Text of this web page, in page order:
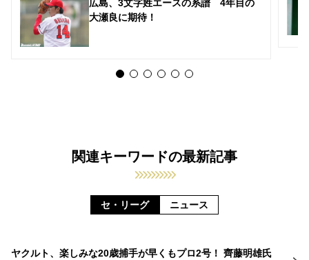
広島、3文字姓エースの系譜 4年目の
大瀬良に期待！
関連キーワードの最新記事
セ・リーグ ニュース
ヤクルト、楽しみな20歳捕手が早くもプロ2号！ 齊藤明雄氏